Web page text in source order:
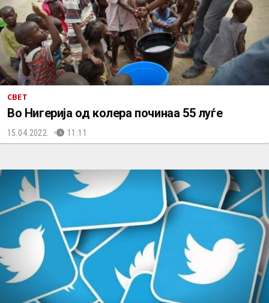
СВЕТ
Во Нигерија од колера починаа 55 луѓе
15.04.2022. 11:11